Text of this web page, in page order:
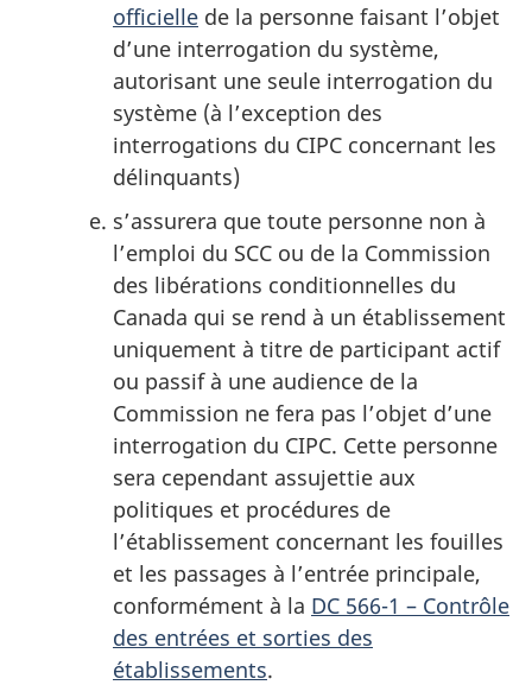
officielle de la personne faisant l’objet
d’une interrogation du système,
autorisant une seule interrogation du
système (à l’exception des
interrogations du CIPC concernant les
délinquants)
s’assurera que toute personne non à
l’emploi du SCC ou de la Commission
des libérations conditionnelles du
Canada qui se rend à un établissement
uniquement à titre de participant actif
ou passif à une audience de la
Commission ne fera pas l’objet d’une
interrogation du CIPC. Cette personne
sera cependant assujettie aux
politiques et procédures de
l’établissement concernant les fouilles
et les passages à l’entrée principale,
conformément à la DC 566-1 – Contrôle
des entrées et sorties des
établissements.